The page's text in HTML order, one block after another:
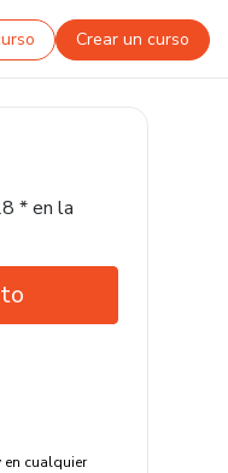
Crear un curso
* en la
en cualquier